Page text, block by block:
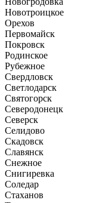
Новотроицкое
Орехов
Первомайск
Покровск
Родинское
Рубежное
Свердловск
Светлодарск
Святогорск
Северодонецк
Северск
Селидово
Скадовск
Славянск
Снежное
Снигиревка
Соледар
Стаханов